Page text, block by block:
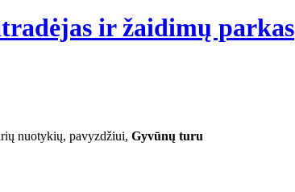
ir žaidimų parkas
nuotykių, pavyzdžiui, Gyvūnų turu